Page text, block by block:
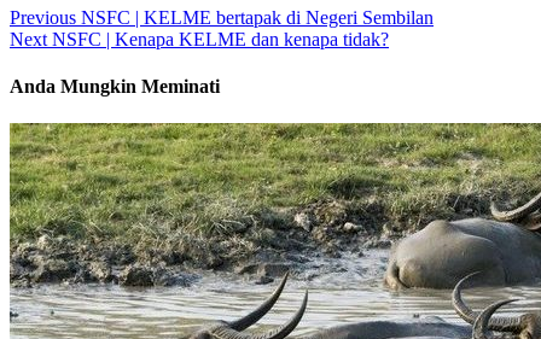
Previous NSFC | KELME bertapak di Negeri Sembilan
Next NSFC | Kenapa KELME dan kenapa tidak?
Anda Mungkin Meminati